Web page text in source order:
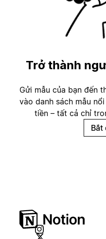
Trở thành
Gửi mẫu của bạn đến
vào danh sách mẫu
tiền – tất cả chỉ
Bắt